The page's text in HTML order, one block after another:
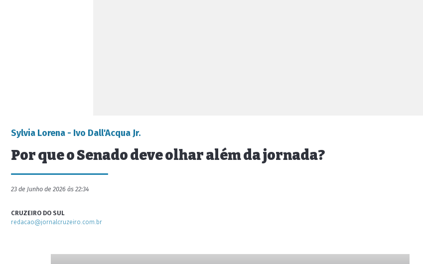
Sylvia Lorena - Ivo Dall'Acqua Jr.
Por que o Senado deve olhar além da jornada?
23 de Junho de 2026 às 22:34
CRUZEIRO DO SUL
redacao@jornalcruzeiro.com.br